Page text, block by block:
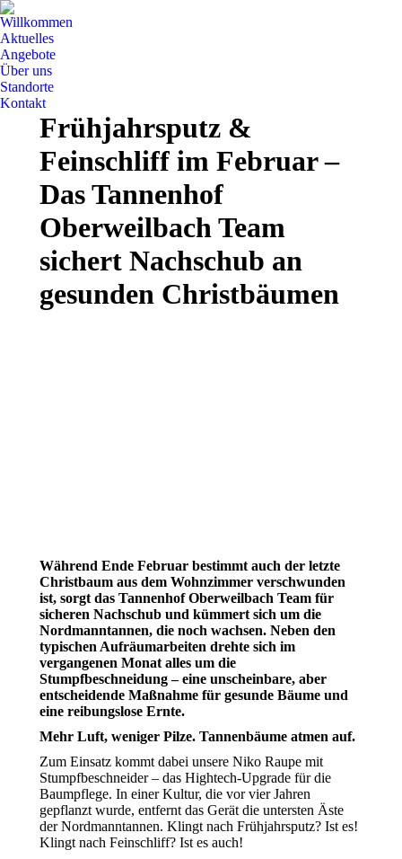
Willkommen
Aktuelles
Angebote
Über uns
Standorte
Kontakt
Frühjahrsputz &
Feinschliff im Februar –
Das Tannenhof
Oberweilbach Team
sichert Nachschub an
gesunden Christbäumen
Während Ende Februar bestimmt auch der letzte
Christbaum aus dem Wohnzimmer verschwunden
ist, sorgt das Tannenhof Oberweilbach Team für
sicheren Nachschub und kümmert sich um die
Nordmanntannen, die noch wachsen. Neben den
typischen Aufräumarbeiten drehte sich im
vergangenen Monat alles um die
Stumpfbeschneidung – eine unscheinbare, aber
entscheidende Maßnahme für gesunde Bäume und
eine reibungslose Ernte.
Mehr Luft, weniger Pilze. Tannenbäume atmen auf.
Zum Einsatz kommt dabei unsere Niko Raupe mit
Stumpfbeschneider – das Hightech-Upgrade für die
Baumpflege. In einer Kultur, die vor vier Jahren
gepflanzt wurde, entfernt das Gerät die untersten Äste
der Nordmanntannen. Klingt nach Frühjahrsputz? Ist es!
Klingt nach Feinschliff? Ist es auch!